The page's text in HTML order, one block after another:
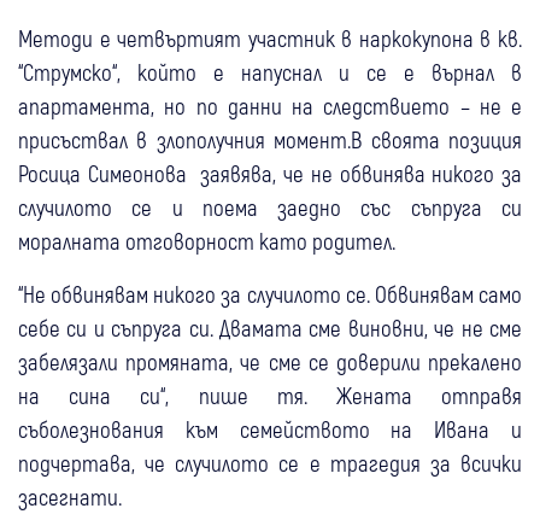
Методи е четвъртият участник в наркокупона в кв.
“Струмско“, който е напуснал и се е върнал в
апартамента, но по данни на следствието – не е
присъствал в злополучния момент.В своята позиция
Росица Симеонова заявява, че не обвинява никого за
случилото се и поема заедно със съпруга си
моралната отговорност като родител.
“Не обвинявам никого за случилото се. Обвинявам само
себе си и съпруга си. Двамата сме виновни, че не сме
забелязали промяната, че сме се доверили прекалено
на сина си“, пише тя. Жената отправя
съболезнования към семейството на Ивана и
подчертава, че случилото се е трагедия за всички
засегнати.